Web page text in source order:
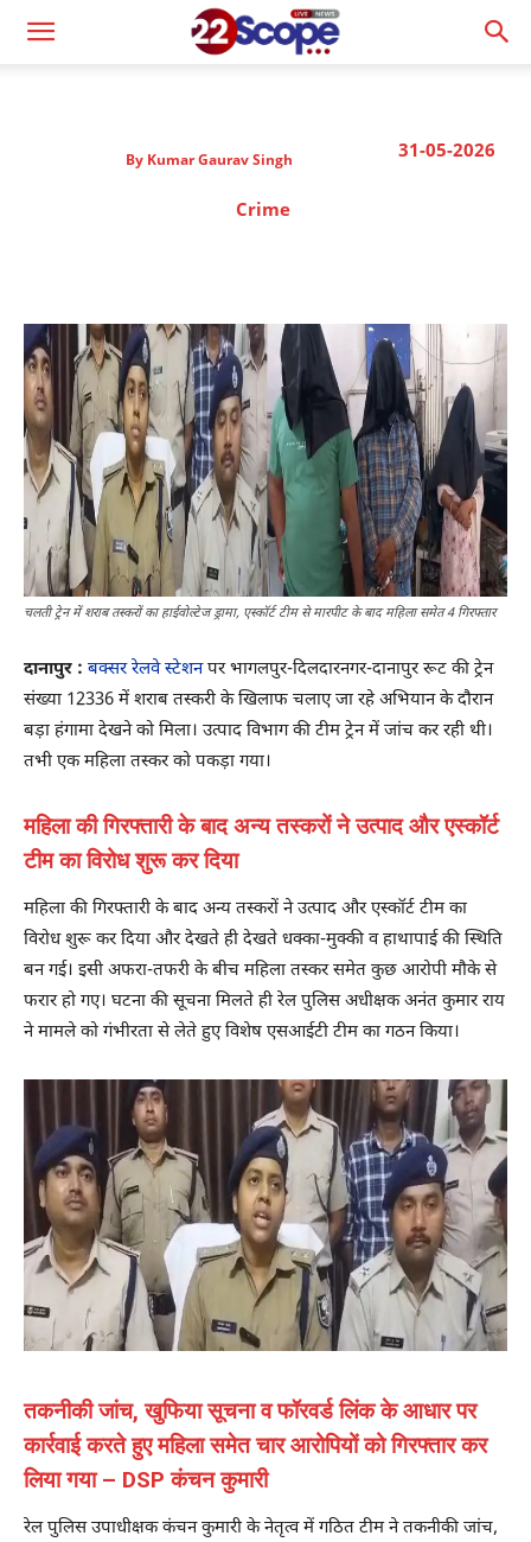
31-05-2026
By Kumar Gaurav Singh
Crime
चलती ट्रेन में शराब तस्करों का हाईवोल्टेज ड्रामा, एस्कॉर्ट टीम से मारपीट के बाद महिला समेत 4 गिरफ्तार
दानापुर : बक्सर रेलवे स्टेशनपर भागलपुर-दिलदारनगर-दानापुर रूट की ट्रेन
संख्या 12336 में शराब तस्करी के खिलाफ चलाए जा रहे अभियान के दौरान
बड़ा हंगामा देखने को मिला। उत्पाद विभाग की टीम ट्रेन में जांच कर रही थी।
तभी एक महिला तस्कर को पकड़ा गया।
महिला की गिरफ्तारी के बाद अन्य तस्करों ने उत्पाद और एस्कॉर्ट
टीम का विरोध शुरू कर दिया
महिला की गिरफ्तारी के बाद अन्य तस्करों ने उत्पाद और एस्कॉर्ट टीम का
विरोध शुरू कर दिया और देखते ही देखते धक्का-मुक्की व हाथापाई की स्थिति
बन गई। इसी अफरा-तफरी के बीच महिला तस्कर समेत कुछ आरोपी मौके से
फरार हो गए। घटना की सूचना मिलते ही रेल पुलिस अधीक्षक अनंत कुमार राय
ने मामले को गंभीरता से लेते हुए विशेष एसआईटी टीम का गठन किया।
तकनीकी जांच, खुफिया सूचना व फॉरवर्ड लिंक के आधार पर
कार्रवाई करते हुए महिला समेत चार आरोपियों को गिरफ्तार कर
लिया गया – DSP कंचन कुमारी
रेल पुलिस उपाधीक्षक कंचन कुमारी के नेतृत्व में गठित टीम ने तकनीकी जांच,